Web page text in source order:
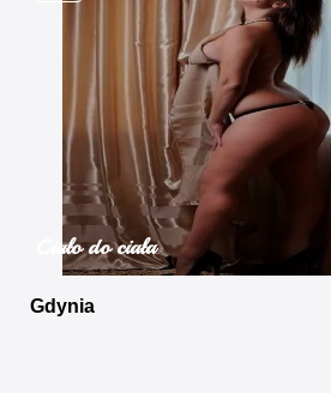
Ciało do ciała
Gdynia